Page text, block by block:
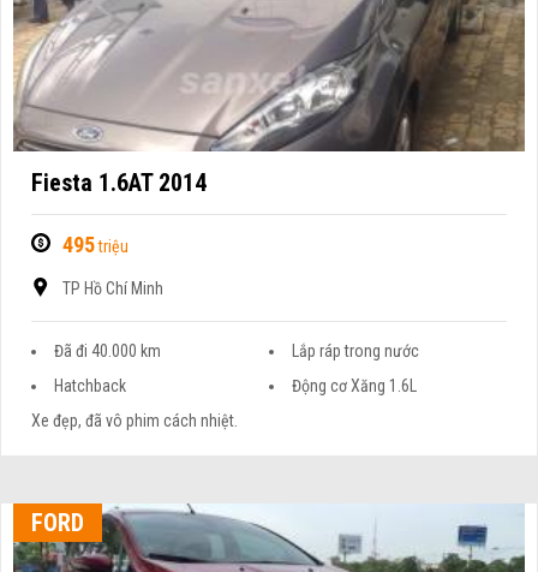
Fiesta 1.6AT 2014
495triệu
TP Hồ Chí Minh
Đã đi 40.000 km
Lắp ráp trong nước
Hatchback
Động cơ Xăng 1.6L
Xe đẹp, đã vô phim cách nhiệt.
FORD